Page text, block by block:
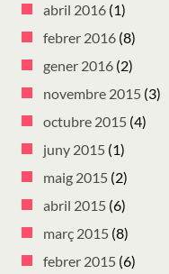
abril 2016 (1)
febrer 2016 (8)
gener 2016 (2)
novembre 2015 (3)
octubre 2015 (4)
juny 2015 (1)
maig 2015 (2)
abril 2015 (6)
març 2015 (8)
febrer 2015 (6)